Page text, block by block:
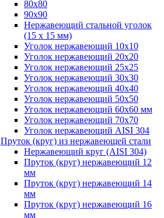
80х80
90х90
Нержавеющий стальной уголок
(15 х 15 мм)
Уголок нержавеющий 10х10
Уголок нержавеющий 20х20
Уголок нержавеющий 25х25
Уголок нержавеющий 30х30
Уголок нержавеющий 40х40
Уголок нержавеющий 50х50
Уголок нержавеющий 60х60 мм
Уголок нержавеющий 70х70
Уголок нержавеющий AISI 304
Пруток (круг) из нержавеющей стали
Нержавеющий круг (AISI 304)
Пруток (круг) нержавеющий 12
мм
Пруток (круг) нержавеющий 14
мм
Пруток (круг) нержавеющий 16
мм